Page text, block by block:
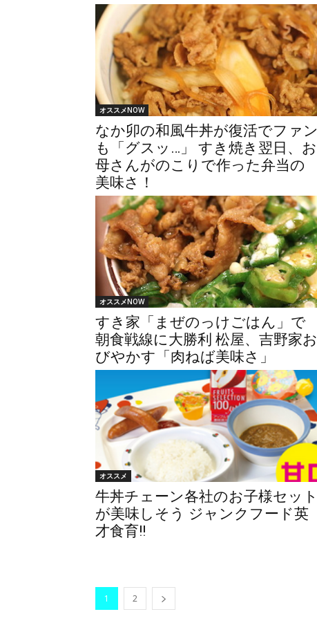
オススメNOW
なか卯の和風牛丼が復活でファン
も「グスッ…」 すき焼き翌日、お
母さんがのこりで作った弁当の
美味さ！
オススメNOW
すき家「まぜのっけごはん」で
朝食戦線に大勝利 松屋、吉野家お
びやかす「肉ねば美味さ」
オススメ
牛丼チェーン各社のお子様セット
が美味しそう ジャンクフード英
才食育!!
1 2